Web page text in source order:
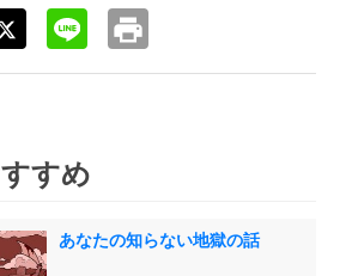
print
すめ
あなたの知らない地獄の話